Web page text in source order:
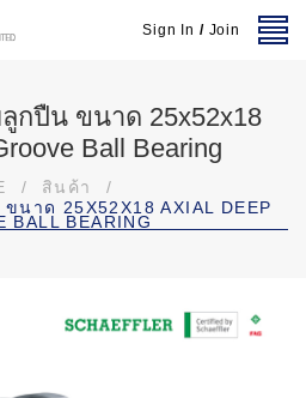
Sign In / Join
กปืน ขนาด 25x52x18
Ball Bearing
/ สินค้า
/
นาด 25X52X18 AXIAL DEEP
BALL BEARING